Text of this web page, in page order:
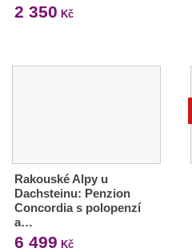
2 350 Kč
Rakouské Alpy u
Dachsteinu: Penzion
Concordia s polopenzí
a…
6 499 Kč